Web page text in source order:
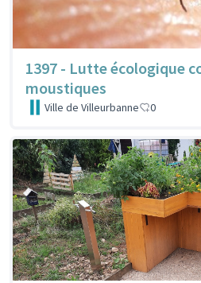
1397 - Lutte écologique
moustiques
Ville de Villeurbanne 0